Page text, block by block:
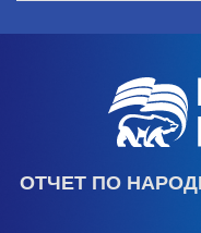
ОТЧЕТ ПО